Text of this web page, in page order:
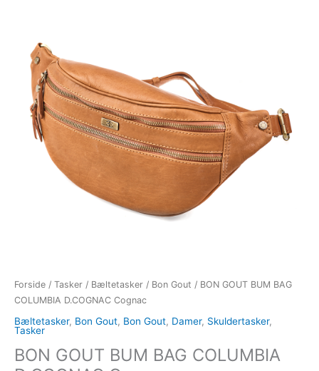
Forside / Tasker / Bæltetasker / Bon Gout / BON GOUT BUM BAG
COLUMBIA D.COGNAC Cognac
Bæltetasker, Bon Gout, Bon Gout, Damer, Skuldertasker,
Tasker
BON GOUT BUM BAG COLUMBIA